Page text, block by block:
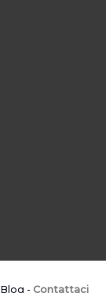
- Contattaci